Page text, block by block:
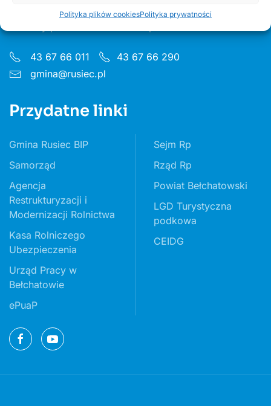
Polityka plików cookiesPolityka prywatności
ul. Wieluńska 35, 97-438 Rusiec
43 67 66 011
43 67 66 290
gmina@rusiec.pl
Przydatne linki
Gmina Rusiec BIP
Samorząd
Agencja
Restrukturyzacji i
Modernizacji Rolnictwa
Kasa Rolniczego
Ubezpieczenia
Urząd Pracy w
Bełchatowie
ePuaP
Sejm Rp
Rząd Rp
Powiat Bełchatowski
LGD Turystyczna
podkowa
CEIDG